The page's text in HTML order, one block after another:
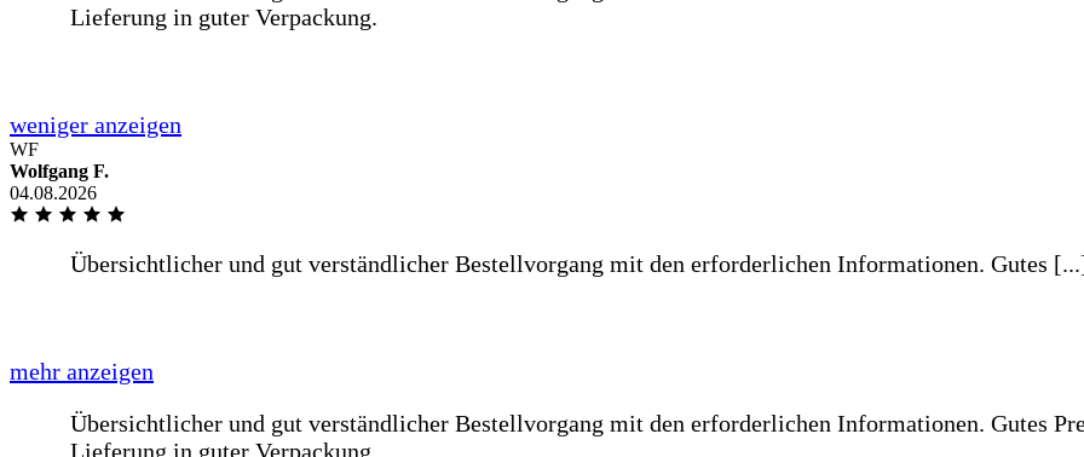
WF
Wolfgang F.
04.08.2026Liebes BE-GLASS-Team,meine Scheibe in der Wohnzimmer zerbrach und auf der Suche nach einem passenden [...]
mehr anzeigen
weniger anzeigen